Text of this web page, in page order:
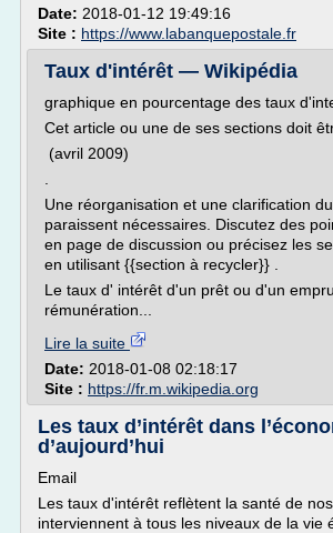
Date: 2018-01-12 19:49:16
Site : https://www.labanquepostale.fr
Taux d'intérêt — Wikipédia
graphique en pourcentage des taux
Cet article ou une de ses sections doit
(avril 2009)
Une réorganisation et une clarification
paraissent nécessaires. Discutez des
en page de discussion ou précisez les
en utilisant {{section à recycler}} .
Le taux d' intérêt d'un prêt ou d'un
rémunération...
Lire la suite
Date: 2018-01-08 02:18:17
Site : https://fr.m.wikipedia.org
Les taux d’intérêt dans
d’aujourd’hui
Email
Les taux d'intérêt reflètent la santé de
interviennent à tous les niveaux de la vie